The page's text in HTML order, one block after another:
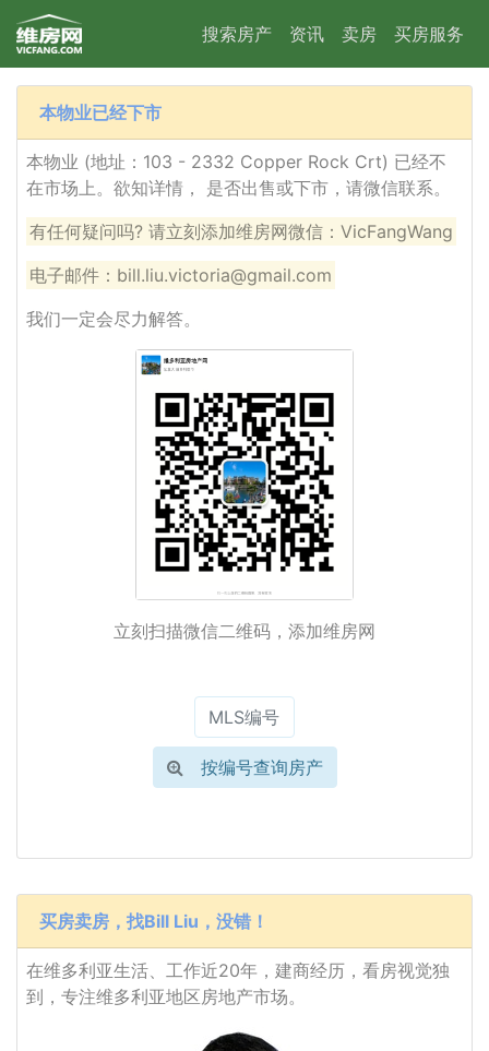
搜索房产 资讯 卖房 买房服务
本物业已经下市
本物业 (地址：103 - 2332 Copper Rock Crt) 已经不
在市场上。欲知详情， 是否出售或下市，请微信联系。
有任何疑问吗? 请立刻添加维房网微信：VicFangWang
电子邮件：bill.liu.victoria@gmail.com
我们一定会尽力解答。
立刻扫描微信二维码，添加维房网
按编号查询房产
买房卖房，找Bill Liu，没错！
在维多利亚生活、工作近20年，建商经历，看房视觉独
到，专注维多利亚地区房地产市场。